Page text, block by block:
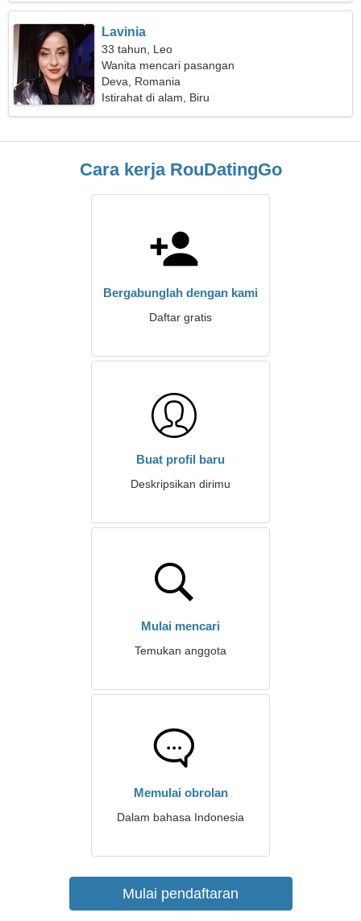
Lavinia
33 tahun, Leo
Wanita mencari pasangan
Deva, Romania
Istirahat di alam, Biru
Cara kerja RouDatingGo
Bergabunglah dengan kami
Daftar gratis
Buat profil baru
Deskripsikan dirimu
Mulai mencari
Temukan anggota
Memulai obrolan
Dalam bahasa Indonesia
Mulai pendaftaran